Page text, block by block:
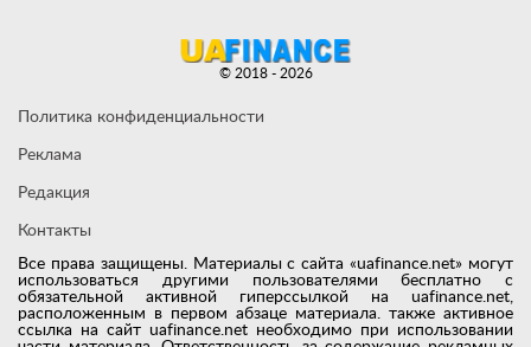
Все права защищены. Материалы с сайта «uafinance.net» могут
использоваться другими пользователями бесплатно с
обязательной активной гиперссылкой на uafinance.net,
расположенным в первом абзаце материала. также активное
ссылка на сайт uafinance.net необходимо при использовании
Политика конфиденциальности
Реклама
Редакция
Контакты
© 2018 - 2026